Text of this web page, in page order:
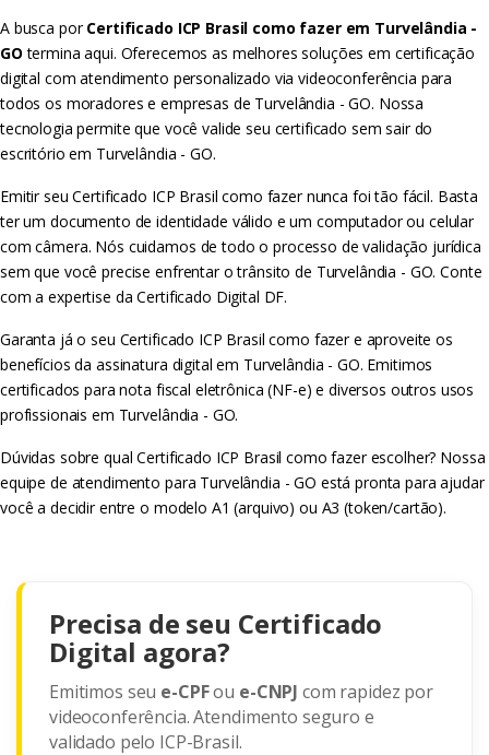
A busca porCertificado ICP Brasil como fazer em Turvelândia -
GO termina aqui. Oferecemos as melhores soluções em certificação
digital com atendimento personalizado via videoconferência para
todos os moradores e empresas de Turvelândia - GO. Nossa
tecnologia permite que você valide seu certificado sem sair do
escritório em Turvelândia - GO.
Emitir seu Certificado ICP Brasil como fazer nunca foi tão fácil. Basta
ter um documento de identidade válido e um computador ou celular
com câmera. Nós cuidamos de todo o processo de validação jurídica
sem que você precise enfrentar o trânsito de Turvelândia - GO. Conte
com a expertise da Certificado Digital DF.
Garanta já o seu Certificado ICP Brasil como fazer e aproveite os
benefícios da assinatura digital em Turvelândia - GO. Emitimos
certificados para nota fiscal eletrônica (NF-e) e diversos outros usos
profissionais em Turvelândia - GO.
Dúvidas sobre qual Certificado ICP Brasil como fazer escolher? Nossa
equipe de atendimento para Turvelândia - GO está pronta para ajudar
você a decidir entre o modelo A1 (arquivo) ou A3 (token/cartão).
Precisa de seu Certificado
Digital agora?
Emitimos seu e-CPFou e-CNPJ com rapidez por
videoconferência. Atendimento seguro e
validado pelo ICP-Brasil.